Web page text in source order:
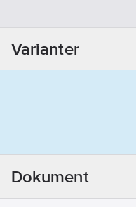
Varianter
Dokument